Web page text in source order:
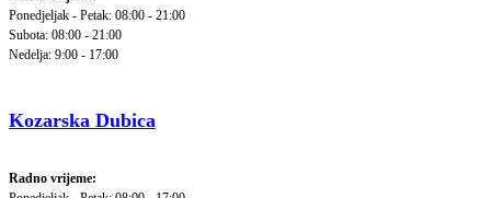
Ponedjeljak - Petak: 08:00 - 21:00
Subota: 08:00 - 21:00
Nedelja: 9:00 - 17:00
Kozarska Dubica
Radno vrijeme: